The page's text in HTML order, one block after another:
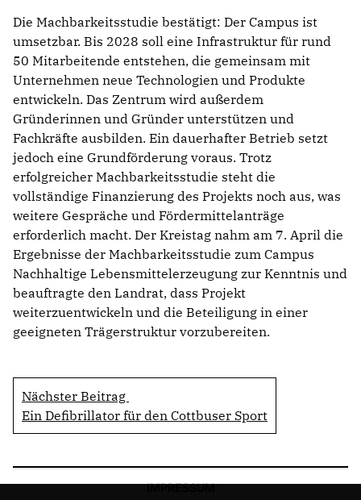
Die Machbarkeitsstudie bestätigt: Der Campus ist
umsetzbar. Bis 2028 soll eine Infrastruktur für rund
50 Mitarbeitende entstehen, die gemeinsam mit
Unternehmen neue Technologien und Produkte
entwickeln. Das Zentrum wird außerdem
Gründerinnen und Gründer unterstützen und
Fachkräfte ausbilden. Ein dauerhafter Betrieb setzt
jedoch eine Grundförderung voraus. Trotz
erfolgreicher Machbarkeitsstudie steht die
vollständige Finanzierung des Projekts noch aus, was
weitere Gespräche und Fördermittelanträge
erforderlich macht. Der Kreistag nahm am 7. April die
Ergebnisse der Machbarkeitsstudie zum Campus
Nachhaltige Lebensmittelerzeugung zur Kenntnis und
beauftragte den Landrat, dass Projekt
weiterzuentwickeln und die Beteiligung in einer
geeigneten Trägerstruktur vorzubereiten.
Nächster Beitrag
Ein Defibrillator für den Cottbuser Sport
IMPRESSUM